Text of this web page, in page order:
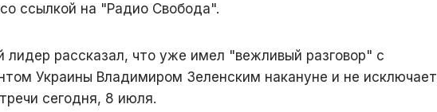
ссылкой на "Радио Свобода".
лидер рассказал, что уже имел "вежливый разговор" с
Украины Владимиром Зеленским накануне и не исключает
сегодня, 8 июля.